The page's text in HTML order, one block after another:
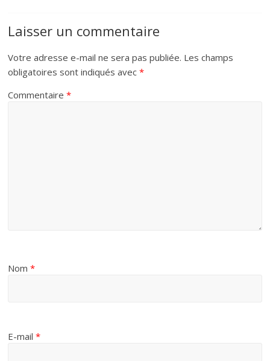
Laisser un commentaire
Votre adresse e-mail ne sera pas publiée. Les champs
obligatoires sont indiqués avec*
Commentaire*
Nom*
E-mail*